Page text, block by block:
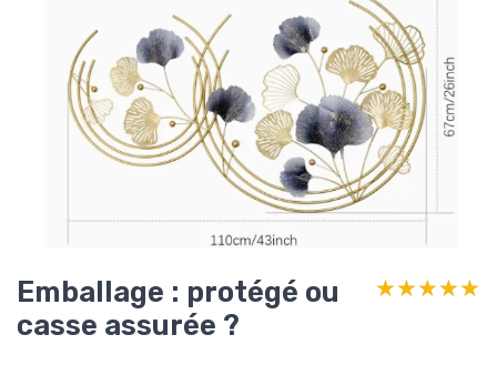
Emballage : protégé ou
casse assurée ?
★★★★★
★★★★★